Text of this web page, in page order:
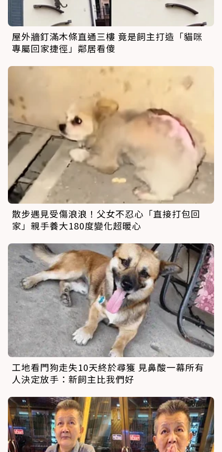
屋外牆釘滿木條直通三樓 竟是飼主打造「貓咪
專屬回家捷徑」鄰居看傻
散步遇見受傷浪浪！父女不忍心「直接打包回
家」親手養大180度變化超暖心
工地看門狗走失10天終於尋獲 見鼻酸一幕所有
人決定放手：新飼主比我們好